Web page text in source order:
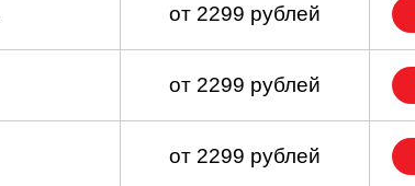
от 2299 рублей
от 2299 рублей
от 2299 рублей